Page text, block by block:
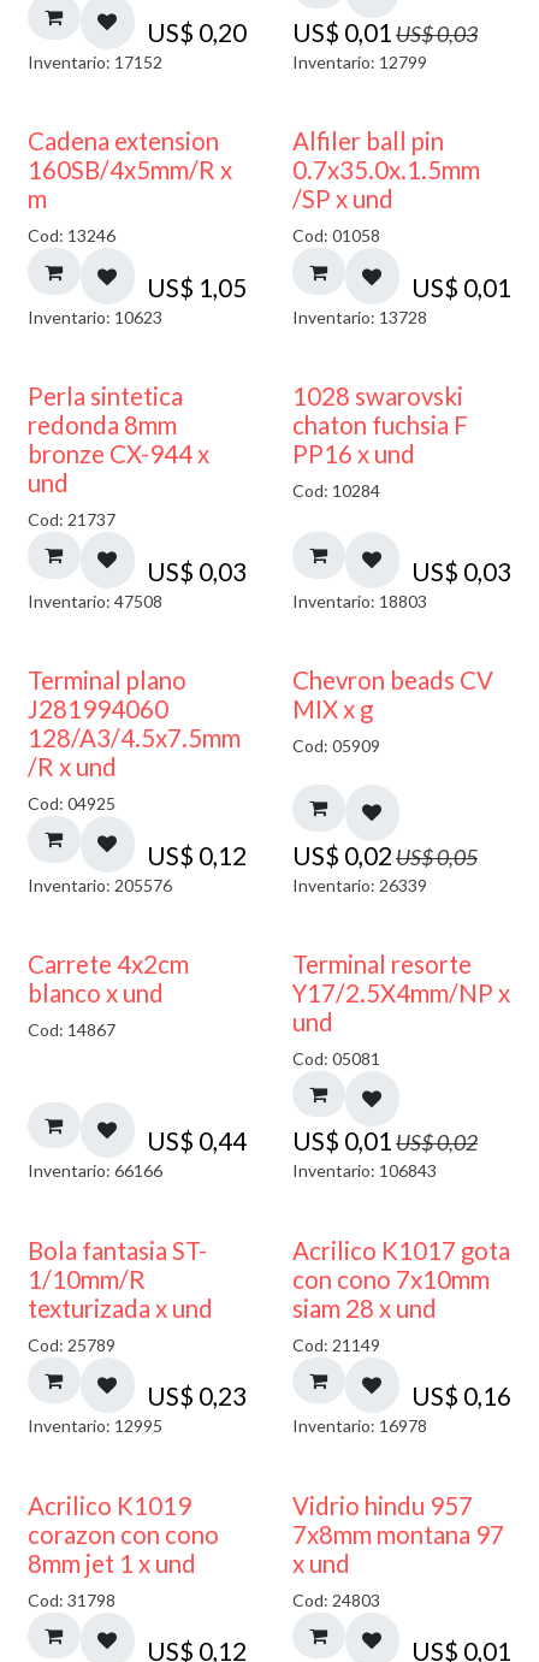
US$ 0,20
Inventario: 17152
US$ 0,01US$0,03
Inventario: 12799
Cadena extension
160SB/4x5mm/R x
m
Cod: 13246
US$ 1,05
Inventario: 10623
Alfiler ball pin
0.7x35.0x.1.5mm
/SP x und
Cod: 01058
US$ 0,01
Inventario: 13728
Perla sintetica
redonda 8mm
bronze CX-944 x
und
Cod: 21737
US$ 0,03
Inventario: 47508
1028 swarovski
chaton fuchsia F
PP16 x und
Cod: 10284
US$ 0,03
Inventario: 18803
Terminal plano
J281994060
128/A3/4.5x7.5mm
/R x und
Cod: 04925
US$ 0,12
Inventario: 205576
50% DESCUENTO
Chevron beads CV
MIX x g
Cod: 05909
US$ 0,02US$0,05
Inventario: 26339
Carrete 4x2cm
blanco x und
Cod: 14867
US$ 0,44
Inventario: 66166
50% DESCUENTO
Terminal resorte
Y17/2.5X4mm/NP x
und
Cod: 05081
US$ 0,01US$0,02
Inventario: 106843
Bola fantasia ST-
1/10mm/R
texturizada x und
Cod: 25789
US$ 0,23
Inventario: 12995
Acrilico K1017 gota
con cono 7x10mm
siam 28 x und
Cod: 21149
US$ 0,16
Inventario: 16978
Acrilico K1019
corazon con cono
8mm jet 1 x und
Cod: 31798
US$ 0,12
40% DESCUENTO
Vidrio hindu 957
7x8mm montana 97
x und
Cod: 24803
US$ 0,01